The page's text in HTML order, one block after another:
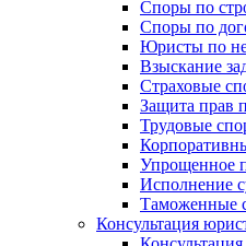
Споры по
Споры по
Юристы по
Взыскание
Страховые
Защита прав
Трудовые
Упрощенное
Исполнение
Таможенные
Консультация